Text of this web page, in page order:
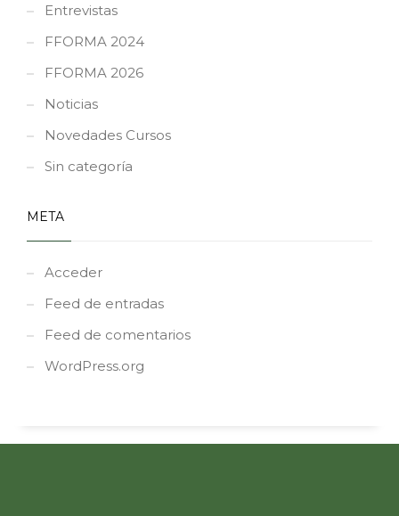
Entrevistas
FFORMA 2024
FFORMA 2026
Noticias
Novedades Cursos
Sin categoría
META
Acceder
Feed de entradas
Feed de comentarios
WordPress.org